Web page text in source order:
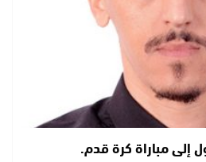
إلى مباراة كرة قدم.